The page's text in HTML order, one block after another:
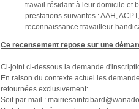
travail résidant à leur domicile et
prestations suivantes : AAH,
reconnaissance travailleur
Ce recensement repose sur une
Ci-joint ci-dessous la demande
En raison du contexte actuel les
retournées exclusivement:
Soit par mail :